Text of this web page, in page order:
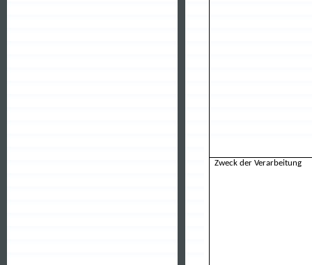
Zweck der Verarbeitung